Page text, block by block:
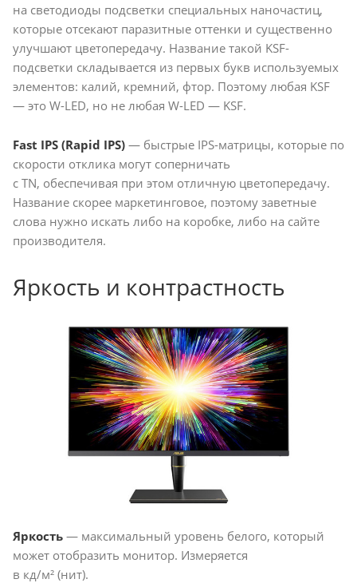
на светодиоды подсветки специальных наночастиц,
которые отсекают паразитные оттенки и существенно
улучшают цветопередачу. Название такой KSF-
подсветки складывается из первых букв используемых
элементов: калий, кремний, фтор. Поэтому любая KSF
— это W-LED, но не любая W-LED — KSF.
Fast IPS (Rapid IPS) — быстрые IPS-матрицы, которые по
скорости отклика могут соперничать
с TN, обеспечивая при этом отличную цветопередачу.
Название скорее маркетинговое, поэтому заветные
слова нужно искать либо на коробке, либо на сайте
производителя.
Яркость и контрастность
Яркость — максимальный уровень белого, который
может отобразить монитор. Измеряется
в кд/м² (нит).